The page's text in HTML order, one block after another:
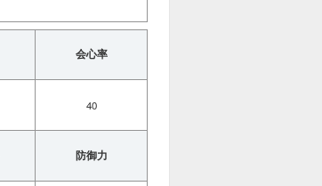
会心率
40
防御力